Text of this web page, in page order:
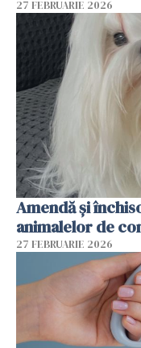
27 FEBRUARIE 2026
Amendă și
animalelor de
27 FEBRUARIE 2026